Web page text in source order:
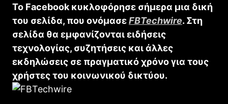
Το Facebook κυκλοφόρησε σήμερα μια δική
του σελίδα, που ονόμασεFBTechwire. Στη
σελίδα θα εμφανίζονται ειδήσεις
τεχνολογίας, συζητήσεις και άλλες
εκδηλώσεις σε πραγματικό χρόνο για τους
χρήστες του κοινωνικού δικτύου.